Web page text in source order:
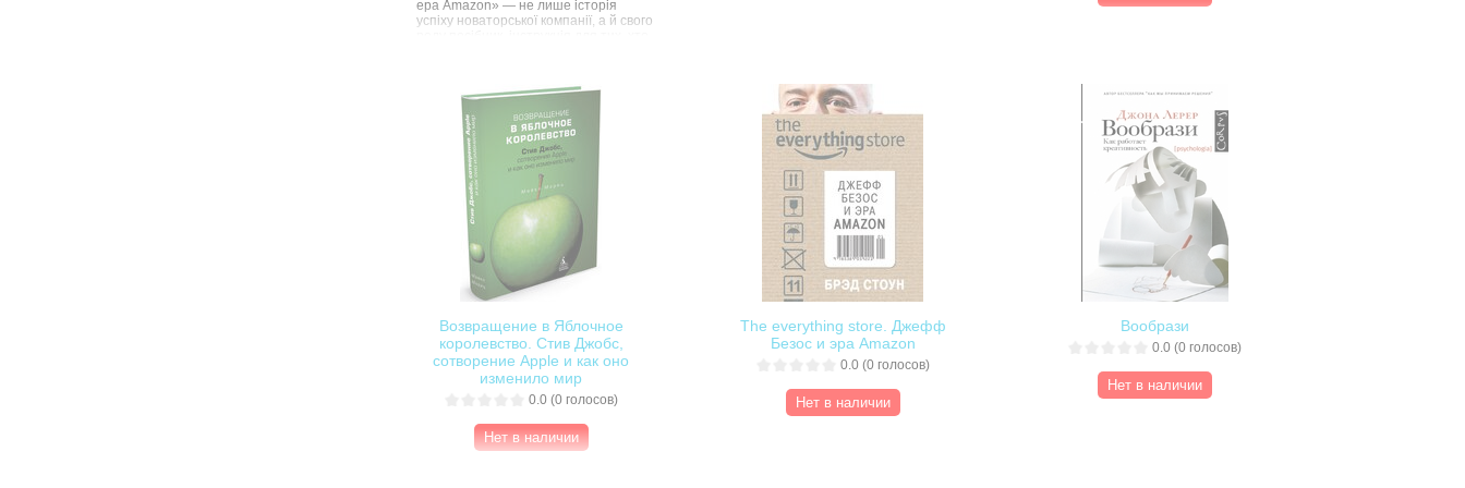
ера Amazon» — не лише історія
успіху новаторської компанії, а й свого
створення компанії на Волл-стріт на
початку 1990-х і дотепер. Amazon
одним із перших побачив необмежені
можливості інтернету. Стоун
розкриває секрет успіху засновника
Amazon Джеффа Безоса, одного із
найвидатніших бізнес-лідерів
сучасності і невтомного генератора
ідей, та в деталях розповідає, як
Безос дисципліновано і подекуди
педантично втілює новаторські ідеї у
життя, ламає стереотипи і не визнає
загальноприйнятих правил,
запроваджуючи натомість свої.
Возвращение в Яблочное
королевство. Стив Джобс,
сотворение Apple и как оно
изменило мир
0.0 (0 голосов)
Нет в наличии
The everything store. Джефф
Безос и эра Amazon
0.0 (0 голосов)
Нет в наличии
Вообрази
0.0 (0 голосов)
Нет в наличии